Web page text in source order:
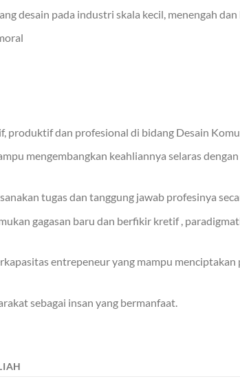
desain pada industri skala kecil, menengah dan
produktif dan profesional di bidang Desain
mengembangkan keahliannya selaras
tugas dan tanggung jawab profesinya
gagasan baru dan berfikir kretif ,
entrepeneur yang mampu
sebagai insan yang bermanfaat.